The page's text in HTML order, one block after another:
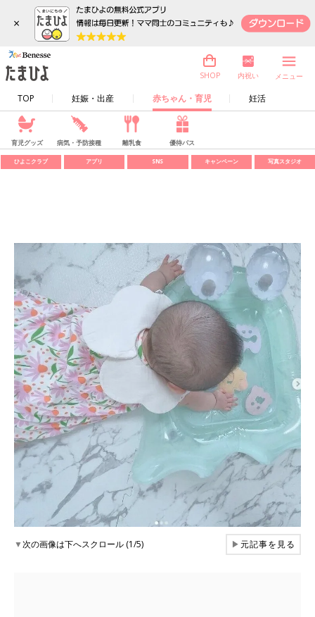
×
TOP 妊娠・出産 赤ちゃん・育児 妊活
SHOP 内祝い メニュー
育児グッズ 病気・予防接種 離乳食 優待パス
ひよこクラブ アプリ SNS キャンペーン 写真スタジオ
▼次の画像は下へスクロール (1/5) ▶元記事を見る